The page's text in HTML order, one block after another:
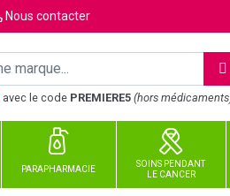
Nous contacter
avec le code PREMIERE5 (hors
PARAPHARMACIE
SOINS PENDANT
LE CANCER